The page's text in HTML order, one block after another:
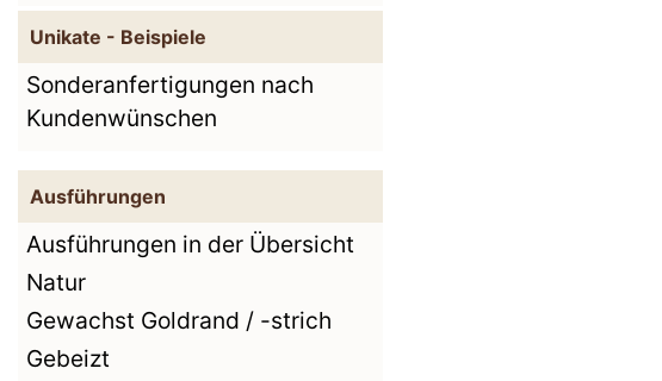
Unikate - Beispiele
Sonderanfertigungen nach
Kundenwünschen
Ausführungen
Ausführungen in der Übersicht
Natur
Gewachst Goldrand / -strich
Gebeizt